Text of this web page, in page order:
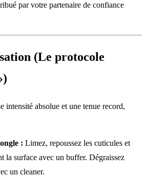
par votre partenaire de confiance
(Le protocole
intensité absolue et une tenue record,
: Limez, repoussez les cuticules et
la surface avec un buffer. Dégraissez
un cleaner.